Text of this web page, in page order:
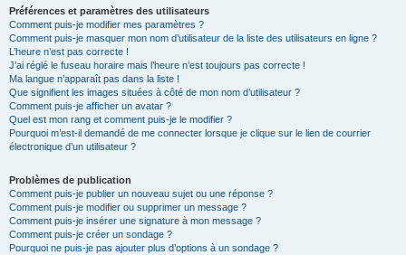
Préférences et paramètres des utilisateurs
Comment puis-je modifier mes paramètres ?
Comment puis-je masquer mon nom d’utilisateur de la liste des utilisateurs en ligne ?
L’heure n’est pas correcte !
J’ai réglé le fuseau horaire mais l’heure n’est toujours pas correcte !
Ma langue n’apparaît pas dans la liste !
Que signifient les images situées à côté de mon nom d’utilisateur ?
Comment puis-je afficher un avatar ?
Quel est mon rang et comment puis-je le modifier ?
Pourquoi m’est-il demandé de me connecter lorsque je clique sur le lien de courrier
électronique d’un utilisateur ?
Problèmes de publication
Comment puis-je publier un nouveau sujet ou une réponse ?
Comment puis-je modifier ou supprimer un message ?
Comment puis-je insérer une signature à mon message ?
Comment puis-je créer un sondage ?
Pourquoi ne puis-je pas ajouter plus d’options à un sondage ?